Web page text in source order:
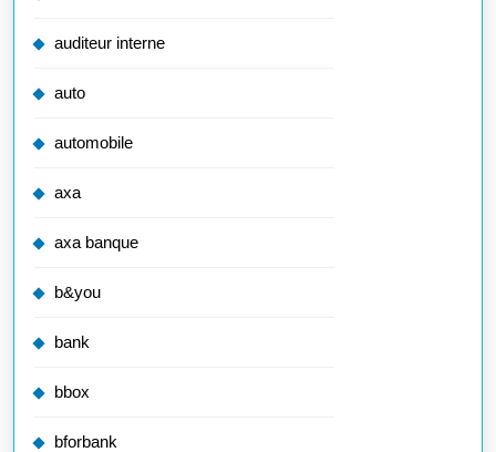
auditeur interne
auto
automobile
axa
axa banque
b&you
bank
bbox
bforbank